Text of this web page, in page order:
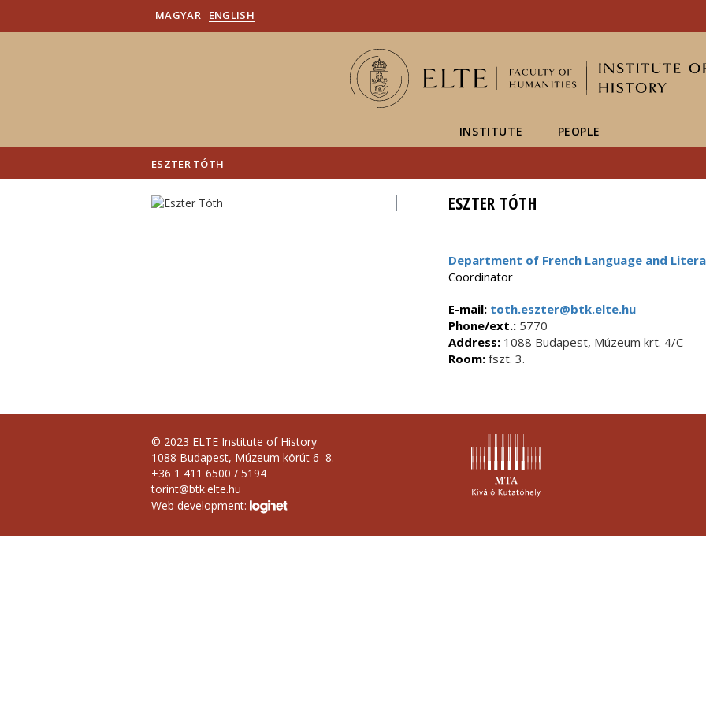
MAGYAR ENGLISH
INSTITUTE PEOPLE
ESZTER TÓTH
ESZTER TÓTH
Department of French Language and
Coordinator
E-mail:toth.eszter@btk.elte.hu
Phone/ext.:5770
Address:1088 Budapest, Múzeum krt. 4/C
Room:fszt. 3.
© 2023 ELTE Institute of History
1088 Budapest, Múzeum körút 6–8.
+36 1 411 6500 / 5194
torint@btk.elte.hu
Web development: